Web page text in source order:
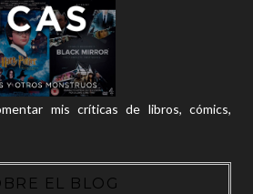
mis críticas de libros, cómics,
EL BLOG